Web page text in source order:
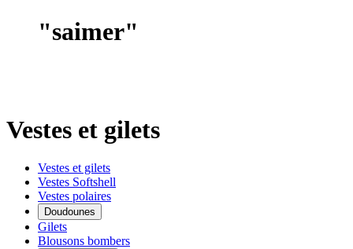
"saimer"
Vestes et gilets
Vestes et gilets
Vestes Softshell
Vestes polaires
Doudounes
Gilets
Blousons bombers